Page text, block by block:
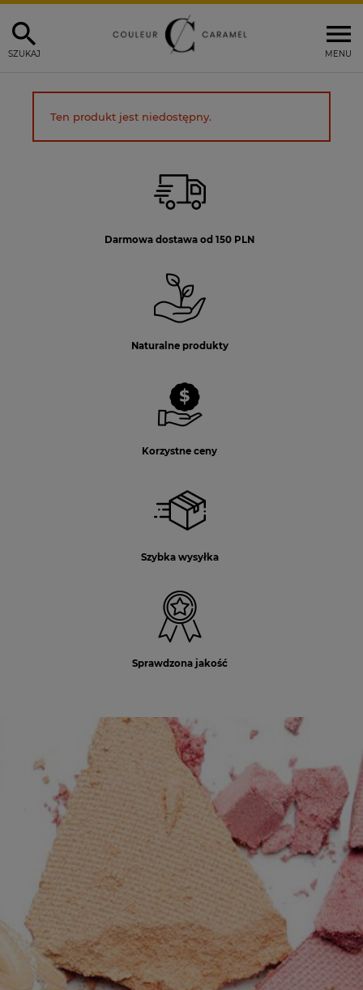
MENU
SZUKAJ
Ten produkt jest niedostępny.
Darmowa dostawa od 150 PLN
Naturalne produkty
Korzystne ceny
Szybka wysyłka
Sprawdzona jakość